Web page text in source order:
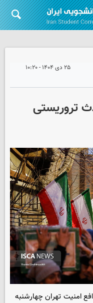
۲۵ دی ۱۴۰۴ - ۱۰:۲۰
تروریستی
شهدای مدافع امنیت تهران چهارشنبه